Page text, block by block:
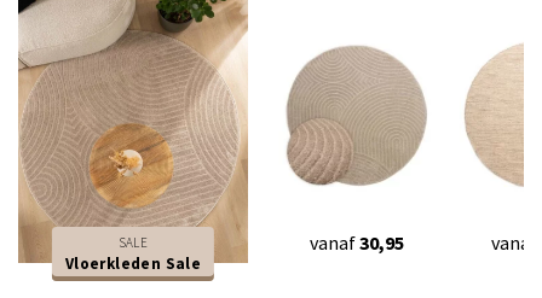
SALE
Vloerkleden Sale
vanaf30,95 vanaf